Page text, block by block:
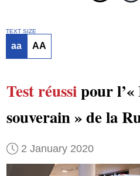
TEXT SIZE
aa AA
Test réussipour l’«
souverain » de la
2 January 2020